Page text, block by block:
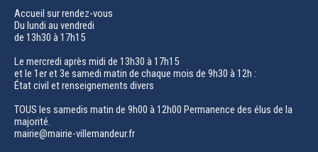
Accueil sur rendez-vous
Du lundi au vendredi
de 13h30 à 17h15
Le mercredi après midi de 13h30 à 17h15
et le 1er et 3e samedi matin de chaque mois de 9h30 à 12h :
État civil et renseignements divers
TOUS les samedis matin de 9h00 à 12h00 Permanence des élus de la
majorité.
mairie@mairie-villemandeur.fr